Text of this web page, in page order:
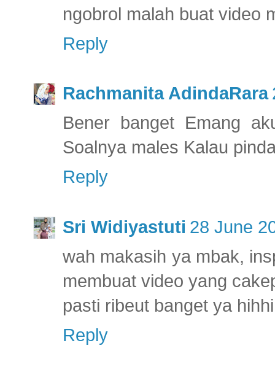
ngobrol malah buat video
Reply
Rachmanita AdindaRara
Bener banget Emang
Soalnya males Kalau
Reply
Sri Widiyastuti 28 June
wah makasih ya mbak,
membuat video yang
pasti ribeut banget ya hihhi
Reply